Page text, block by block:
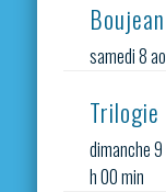
Boujean
samedi 8
dimanche
h 00 min